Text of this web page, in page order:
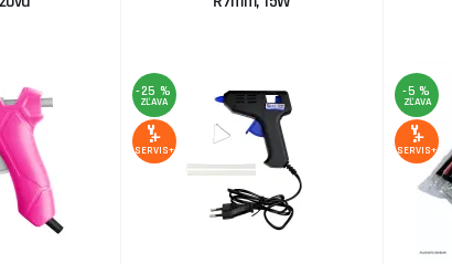
-25 %
ZĽAVA
SERVIS+
-5 %
ZĽAVA
SERVIS+